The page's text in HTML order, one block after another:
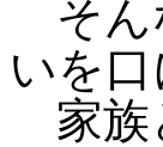
そん
いを口
家族